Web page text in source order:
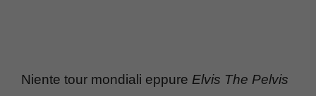
Niente tour mondiali eppure Elvis The Pelvis